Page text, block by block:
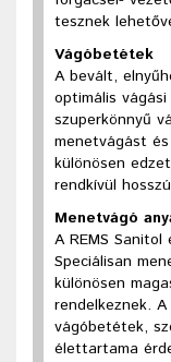
tesznek
Vágóbetétek
A bevált,
optimális
szuperkönnyű
menetvágást
különösen
rendkívül
Menetvágó
A REMS Sanitol
Speciálisan
különösen
rendelkeznek.
vágóbetétek,
élettartama